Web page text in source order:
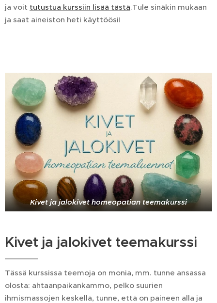
ja voit tutustua kurssiin lisää tästä.Tule sinäkin mukaan
ja saat aineiston heti käyttöösi!
Kivet ja jalokivet homeopatian teemakurssi
Kivet ja jalokivet teemakurssi
Tässä kurssissa teemoja on monia, mm. tunne ansassa
olosta: ahtaanpaikankammo, pelko suurien
ihmismassojen keskellä, tunne, että on paineen alla ja